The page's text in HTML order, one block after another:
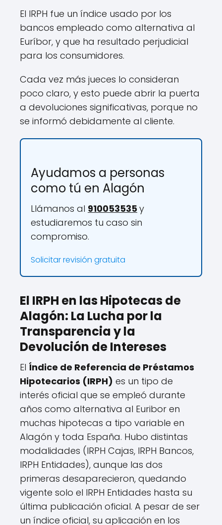
El IRPH fue un índice usado por los
bancos empleado como alternativa al
Euríbor, y que ha resultado perjudicial
para los consumidores.
Cada vez más jueces lo consideran
poco claro, y esto puede abrir la puerta
a devoluciones significativas, porque no
se informó debidamente al cliente.
Ayudamos a personas
como tú en Alagón
Llámanos al 910053535y
estudiaremos tu caso sin
compromiso.
Solicitar revisión gratuita
El IRPH en las Hipotecas de
Alagón: La Lucha por la
Transparencia y la
Devolución de Intereses
El Índice de Referencia de Préstamos
Hipotecarios (IRPH) es un tipo de
interés oficial que se empleó durante
años como alternativa al Euribor en
muchas hipotecas a tipo variable en
Alagón y toda España. Hubo distintas
modalidades (IRPH Cajas, IRPH Bancos,
IRPH Entidades), aunque las dos
primeras desaparecieron, quedando
vigente solo el IRPH Entidades hasta su
última publicación oficial. A pesar de ser
un índice oficial, su aplicación en los